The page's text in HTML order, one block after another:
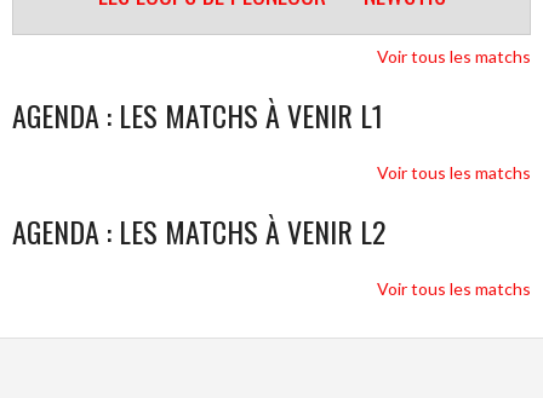
Voir tous les matchs
AGENDA : LES MATCHS À VENIR L1
Voir tous les matchs
AGENDA : LES MATCHS À VENIR L2
Voir tous les matchs